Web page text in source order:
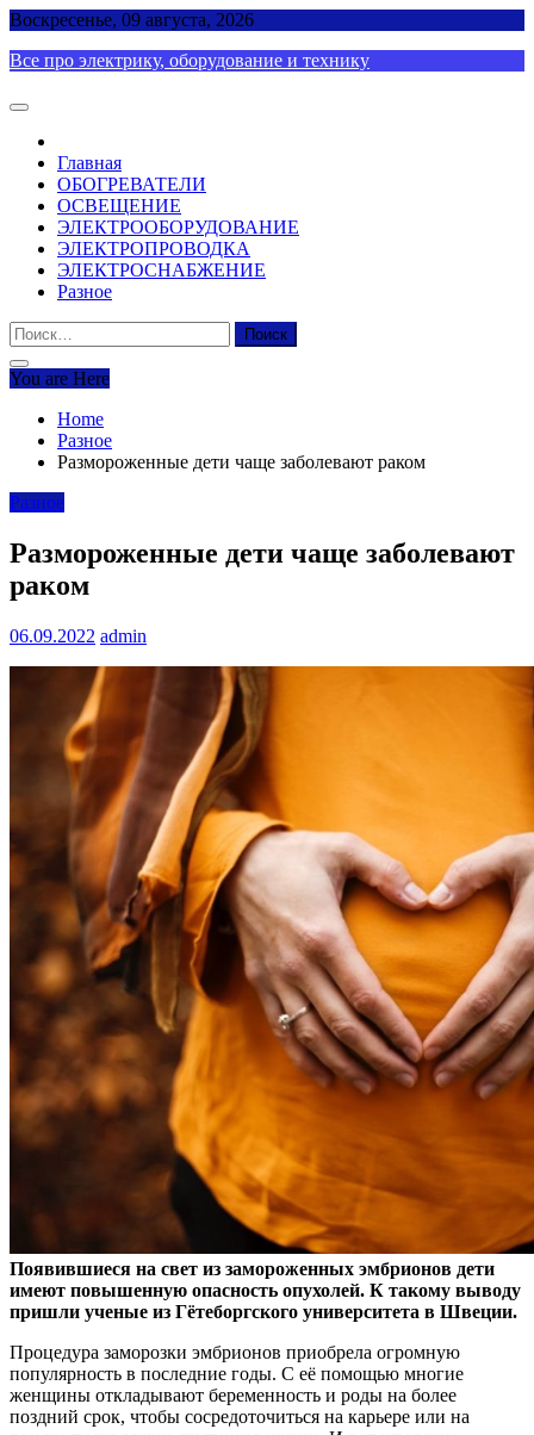
Skip
content
Воскресенье, 09 августа, 2026
Все про электрику, оборудование и технику
Главная
ОБОГРЕВАТЕЛИ
ОСВЕЩЕНИЕ
ЭЛЕКТРООБОРУДОВАНИЕ
ЭЛЕКТРОПРОВОДКА
ЭЛЕКТРОСНАБЖЕНИЕ
Разное
Найти:
You are Here
Home
Разное
Размороженные дети чаще заболевают раком
Разное
Размороженные дети чаще заболевают
раком
06.09.2022 admin
Появившиеся на свет из замороженных эмбрионов дети
имеют повышенную опасность опухолей. К такому выводу
пришли ученые из Гётеборгского университета в Швеции.
Процедура заморозки эмбрионов приобрела огромную
популярность в последние годы. С её помощью многие
женщины откладывают беременность и роды на более
поздний срок, чтобы сосредоточиться на карьере или на